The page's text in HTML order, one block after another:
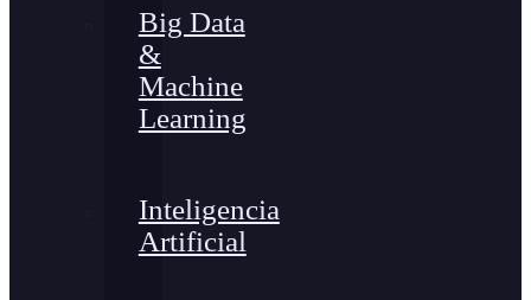
Big Data
&
Machine
Learning
Inteligencia
Artificial